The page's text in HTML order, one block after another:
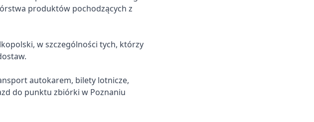
produktów pochodzących z
w szczególności tych, którzy
autokarem, bilety lotnicze,
do punktu zbiórki w Poznaniu